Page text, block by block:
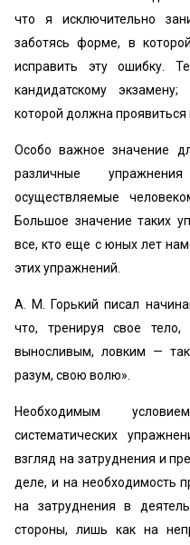
что я исключительно
заботясь форме, в
исправить эту ошибку.
кандидатскому
которой должна проявиться
Особо важное значение
различные
осуществляемые
Большое значение таких
все, кто еще с юных лет
этих упражнений.
А. М. Горький писал
что, тренируя свое тело,
выносливым, ловким —
разум, свою волю».
Необходимым
систематических
взгляд на затруднения и
деле, и на необходимость
на затруднения в
стороны, лишь как на